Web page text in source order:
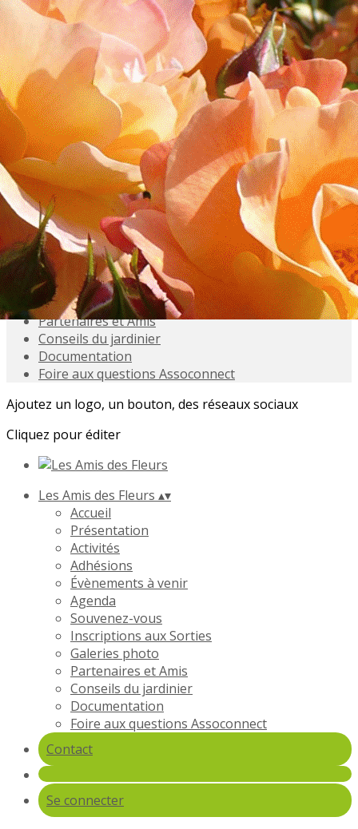
Exporter les lignes sélectionnées
Exporter toutes les colonnes
Exporter uniquement les colonnes affichées
Menu
<
>
Accueil
Présentation
Activités
Adhésions
Évènements à venir
Agenda
Souvenez-vous
Inscriptions aux Sorties
Galeries photo
Partenaires et Amis
Conseils du jardinier
Documentation
Foire aux questions Assoconnect
Ajoutez un logo, un bouton, des réseaux sociaux
Cliquez pour éditer
Les Amis des Fleurs ▴▾
Accueil
Présentation
Activités
Adhésions
Évènements à venir
Agenda
Souvenez-vous
Inscriptions aux Sorties
Galeries photo
Partenaires et Amis
Conseils du jardinier
Documentation
Foire aux questions Assoconnect
Contact
Se connecter